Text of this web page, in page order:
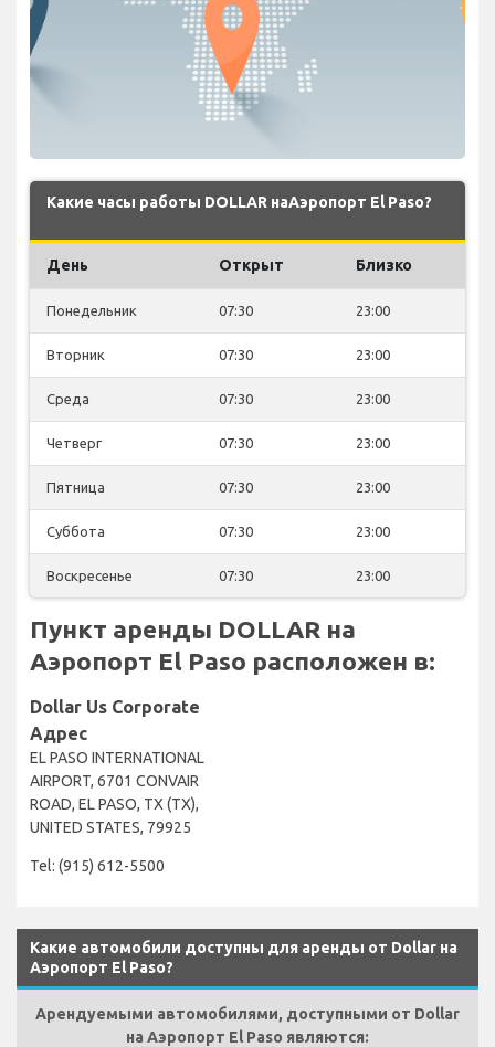
Какие часы работы DOLLAR наАэропорт El Paso?
День Открыт Близко
Понедельник 07:30 23:00
Вторник 07:30 23:00
Среда 07:30 23:00
Четверг 07:30 23:00
Пятница 07:30 23:00
Суббота 07:30 23:00
Воскресенье 07:30 23:00
Пункт аренды DOLLAR на
Аэропорт El Paso расположен в:
Dollar Us Corporate
Адрес
EL PASO INTERNATIONAL
AIRPORT, 6701 CONVAIR
ROAD, EL PASO, TX (TX),
UNITED STATES, 79925
Tel: (915) 612-5500
Какие автомобили доступны для аренды от Dollar на
Аэропорт El Paso?
Арендуемыми автомобилями, доступными от Dollar
на Аэропорт El Paso являются: